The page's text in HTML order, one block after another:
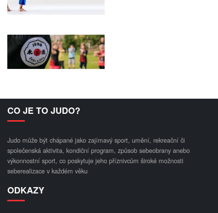
CO JE TO JUDO?
Judo může být chápané jako zajímavý sport, umění, rekreační či
společenská aktivita, kondiční program, způsob sebeobrany anebo
výkonnostní sport, co poskytuje jeho příznivcům široké možnosti
seberealizace v každém věku
ODKAZY